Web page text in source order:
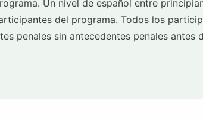
Un nivel de español entre
del programa. Todos los
penales sin antecedentes penales antes